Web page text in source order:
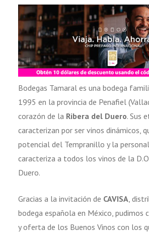
Bodegas Tamaral es una bodega
1995 en la provincia de Penafiel
corazón de la Ribera del Duero. Sus
caracterizan por ser vinos dinámicos,
potencial del Tempranillo y la
caracteriza a todos los vinos de la
Duero.
Gracias a la invitación de CAVISA,
bodega española en México, pudimos
y oferta de los Buenos Vinos con los